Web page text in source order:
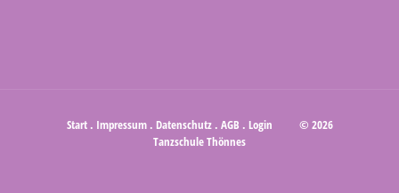
Start. Impressum. Datenschutz. AGB . Login © 2026
Tanzschule Thönnes